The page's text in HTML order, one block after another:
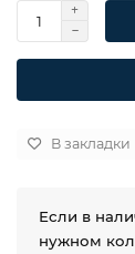
В закладки
Если в
нужном